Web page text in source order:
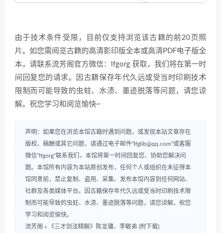
由于技术条件受限，目前仅支持浏览该古籍的前20页照
片。如您需阅览古籍的高清影印版全本或高清PDF电子版全
本，请联系流芳阁官方微信：lfgorg 获取，我们将在第一时
间回复您的请求。因古籍保存年代久远或受当时印刷技术
限制而可能导致的虫蛀、水渍、墨迹脱落等问题，请您谅
解。祝您学习和阅览愉快~
声明：如果您在浏览本馆古籍时遇到问题，或发现本站文章存在
版权、稿酬或其它问题，请通过电子邮件“lfglib@qq.com”或客服
微信“lfgorg”联系我们，本馆将第一时间回复您、协助您解决问
题。本馆所有内容为本站原创发布，任何个人或组织在未征得本
馆同意前，禁止复制、盗用、采集、发布本馆内容到任何网站、
社群及各类媒体平台。因古籍保存年代久远或受当时印刷技术限
制而可能导致的虫蛀、水渍、墨迹脱落等问题，请您谅解。祝您
学习和阅览愉快。
流芳阁 » 《三才剑法精解》陈龙骧、李敏弟 (附下载)